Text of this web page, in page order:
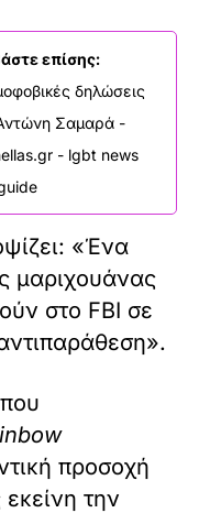
επίσης:
δηλώσεις
Σαμαρά -
- lgbt news
«Ένα
μαριχουάνας
στο FBI σε
προσοχή
την